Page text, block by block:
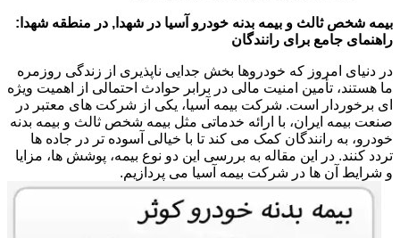
بیمه شخص ثالث و بیمه بدنه خودرو آسیا در شهدا, در منطقه شهدا:
راهنمای جامع برای رانندگان
در دنیای امروز که خودروها بخش جدایی ناپذیری از زندگی روزمره
ما هستند، تأمین امنیت مالی در برابر حوادث احتمالی از اهمیت ویژه
ای برخوردار است. شرکت بیمه آسیا، یکی از شرکت های معتبر در
صنعت بیمه ایران، با ارائه خدماتی مثل بیمه شخص ثالث و بیمه بدنه
خودرو، به رانندگان کمک می کند تا با خیالی آسوده تر در جاده ها
تردد کنند. در این مقاله به بررسی این دو نوع بیمه، پوشش ها، مزایا
و شرایط آن ها در شرکت بیمه آسیا می پردازیم.